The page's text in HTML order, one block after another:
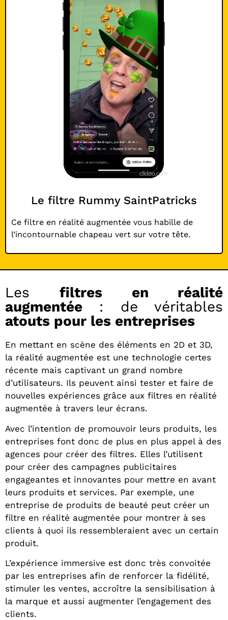
Le filtre Rummy SaintPatricks
Ce filtre en réalité augmentée vous habille de
l’incontournable chapeau vert sur votre tête.
Lesfiltres en réalité
augmentée : de véritables
atouts pour les entreprises
En mettant en scène des éléments en 2D et 3D,
la réalité augmentée est une technologie certes
récente mais captivant un grand nombre
d’utilisateurs. Ils peuvent ainsi tester et faire de
nouvelles expériences grâce aux filtres en réalité
augmentée à travers leur écrans.
Avec l’intention de promouvoir leurs produits, les
entreprises font donc de plus en plus appel à des
agences pour créer des filtres. Elles l’utilisent
pour créer des campagnes publicitaires
engageantes et innovantes pour mettre en avant
leurs produits et services. Par exemple, une
entreprise de produits de beauté peut créer un
filtre en réalité augmentée pour montrer à ses
clients à quoi ils ressembleraient avec un certain
produit.
L’expérience immersive est donc très convoitée
par les entreprises afin de renforcer la fidélité,
stimuler les ventes, accroître la sensibilisation à
la marque et aussi augmenter l’engagement des
clients.